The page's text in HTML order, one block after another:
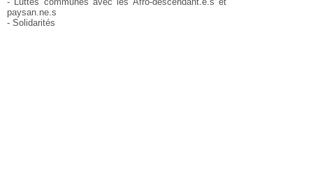
paysan.ne.s
- Solidarités